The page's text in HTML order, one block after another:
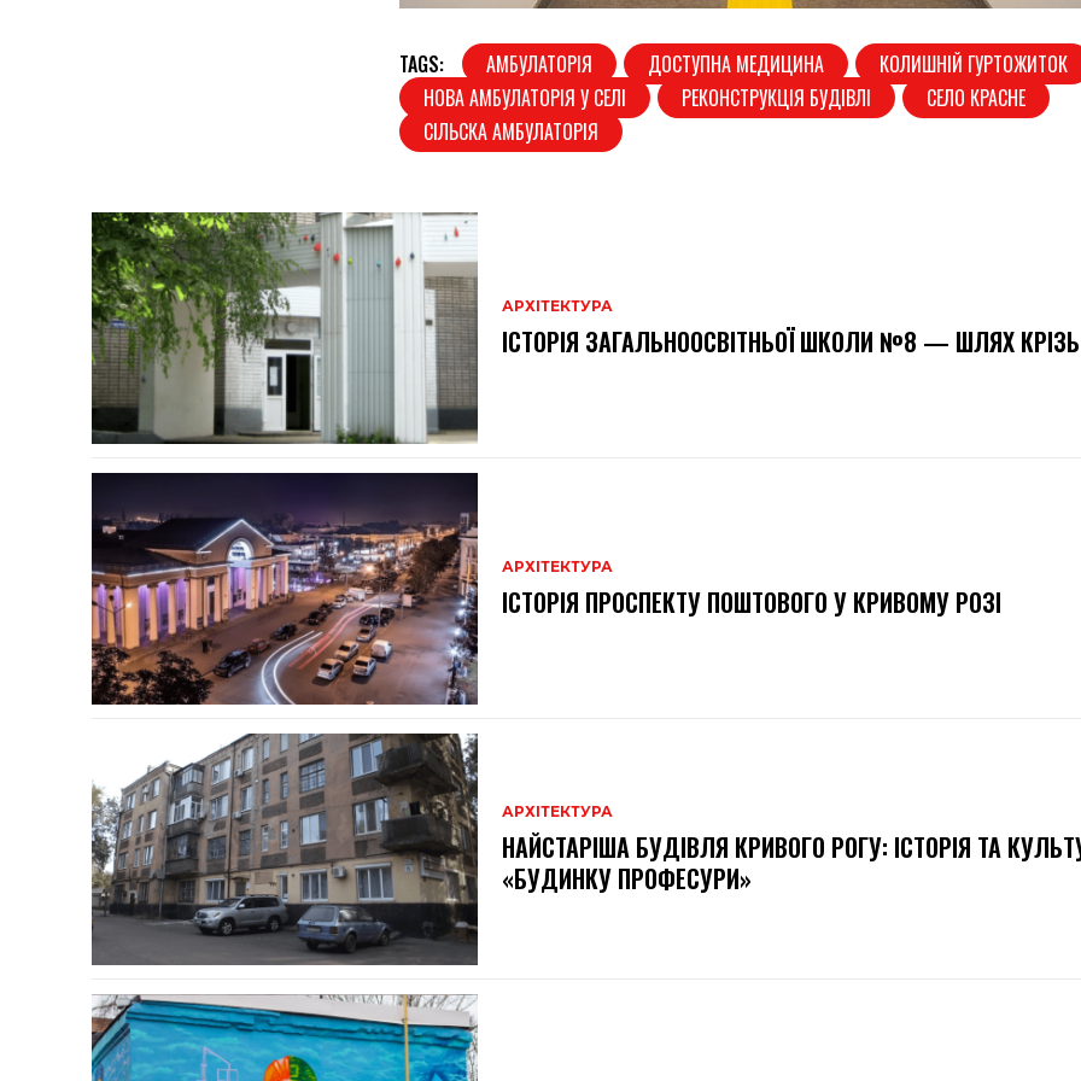
TAGS: АМБУЛАТОРІЯ ДОСТУПНА МЕДИЦИНА
КОЛИШНІЙ ГУРТОЖИТОК
НОВА АМБУЛАТОРІЯ У СЕЛІ
РЕКОНСТРУКЦІЯ БУДІВЛІ
СЕЛО КРАСНЕ
СІЛЬСКА АМБУЛАТОРІЯ
АРХІТЕКТУРА
ІСТОРІЯ ЗАГАЛЬНООСВІТНЬОЇ ШКОЛИ №8 — ШЛЯХ
АРХІТЕКТУРА
ІСТОРІЯ ПРОСПЕКТУ ПОШТОВОГО У КРИВОМУ РОЗІ
АРХІТЕКТУРА
НАЙСТАРІША БУДІВЛЯ КРИВОГО РОГУ: ІСТОРІЯ ТА
«БУДИНКУ ПРОФЕСУРИ»